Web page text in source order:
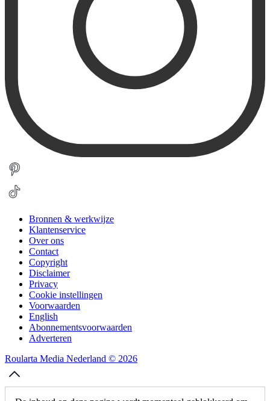
Bronnen & werkwijze
Klantenservice
Over ons
Contact
Copyright
Disclaimer
Privacy
Cookie instellingen
Voorwaarden
English
Abonnementsvoorwaarden
Adverteren
Roularta Media Nederland © 2026